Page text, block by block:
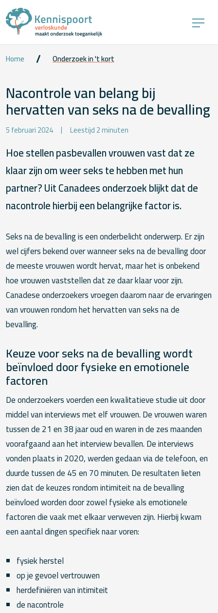
Home Onderzoek in 't kort
Nacontrole van belang bij
hervatten van seks na de bevalling
5 februari 2024 Leestijd 2 minuten
Hoe stellen pasbevallen vrouwen vast dat ze
klaar zijn om weer seks te hebben met hun
partner? Uit Canadees onderzoek blijkt dat de
nacontrole hierbij een belangrijke factor is.
Seks na de bevalling is een onderbelicht onderwerp. Er zijn
wel cijfers bekend over wanneer seks na de bevalling door
de meeste vrouwen wordt hervat, maar het is onbekend
hoe vrouwen vaststellen dat ze daar klaar voor zijn.
Canadese onderzoekers vroegen daarom naar de ervaringen
van vrouwen rondom het hervatten van seks na de
bevalling.
Keuze voor seks na de bevalling wordt
beïnvloed door fysieke en emotionele
factoren
De onderzoekers voerden een kwalitatieve studie uit door
middel van interviews met elf vrouwen. De vrouwen waren
tussen de 21 en 38 jaar oud en waren in de zes maanden
voorafgaand aan het interview bevallen. De interviews
vonden plaats in 2020, werden gedaan via de telefoon, en
duurde tussen de 45 en 70 minuten. De resultaten lieten
zien dat de keuzes rondom intimiteit na de bevalling
beïnvloed worden door zowel fysieke als emotionele
factoren die vaak met elkaar verweven zijn. Hierbij kwam
een aantal dingen specifiek naar voren:
fysiek herstel
op je gevoel vertrouwen
herdefiniëren van intimiteit
de nacontrole